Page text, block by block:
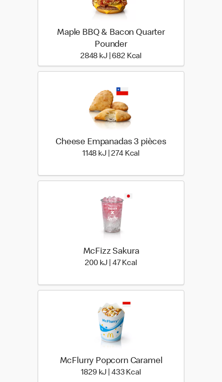
Maple BBQ & Bacon Quarter
Pounder
2848 kJ | 682 Kcal
Cheese Empanadas 3 pièces
1148 kJ | 274 Kcal
McFizz Sakura
200 kJ | 47 Kcal
McFlurry Popcorn Caramel
1829 kJ | 433 Kcal